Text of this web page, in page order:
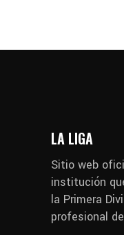
LA LIGA
Sitio web
institución
la Primera
profesional